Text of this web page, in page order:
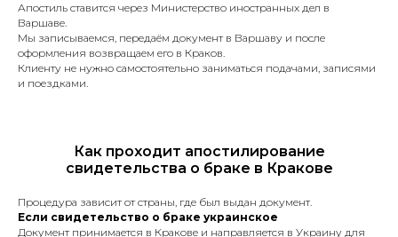
Апостиль ставится через Министерство иностранных дел в
Варшаве.
Мы записываемся, передаём документ в Варшаву и после
оформления возвращаем его в Краков.
Клиенту не нужно самостоятельно заниматься подачами, записями
и поездками.
Как проходит апостилирование
свидетельства о браке в Кракове
Процедура зависит от страны, где был выдан документ.
Если свидетельство о браке украинское
Документ принимается в Кракове и направляется в Украину для
Справка о несудимости
в Польше и Украине
Сделаем справку о несудимости в
Польше или Украине, без личного
присуствия.
Услуга по легализации документов
для их использования за границей.